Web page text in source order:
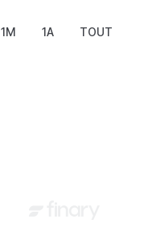
1M 1A TOUT